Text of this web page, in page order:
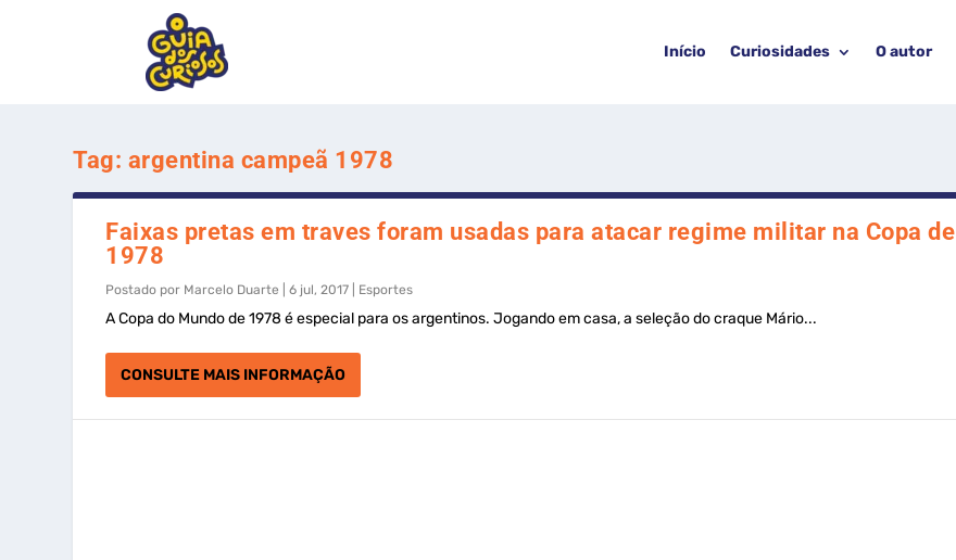
Início Curiosidades O autor
Tag: argentina campeã 1978
Faixas pretas em traves foram usadas para atacar regime militar na Copa de
1978
Postado por Marcelo Duarte |6 jul, 2017 Esportes
A Copa do Mundo de 1978 é especial para os argentinos. Jogando em casa, a seleção do craque Mário...
CONSULTE MAIS INFORMAÇÃO